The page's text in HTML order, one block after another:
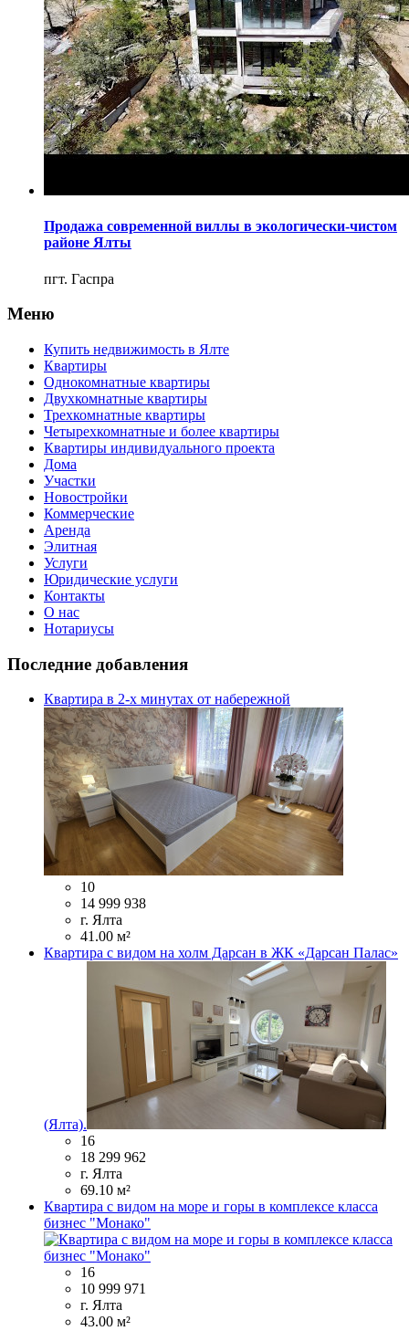
Продажа современной виллы в экологически-чистом
районе Ялты
пгт. Гаспра
Меню
Купить недвижимость в Ялте
Квартиры
Однокомнатные квартиры
Двухкомнатные квартиры
Трехкомнатные квартиры
Четырехкомнатные и более квартиры
Квартиры индивидуального проекта
Дома
Участки
Новостройки
Коммерческие
Аренда
Элитная
Услуги
Юридические услуги
Контакты
О нас
Нотариусы
Последние добавления
Квартира в 2-х минутах от набережной
10
14 999 938
г. Ялта
41.00 м²
Квартира с видом на холм Дарсан в ЖК «Дарсан Палас»
(Ялта).
16
18 299 962
г. Ялта
69.10 м²
Квартира с видом на море и горы в комплексе класса
бизнес "Монако"
16
10 999 971
г. Ялта
43.00 м²